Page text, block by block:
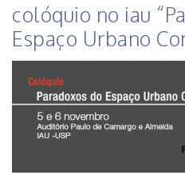
colóquio no iau
Espaço Urbano